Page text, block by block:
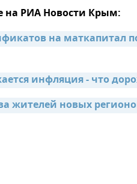
на РИА Новости Крым:
на маткапитал
инфляция - что
жителей новых